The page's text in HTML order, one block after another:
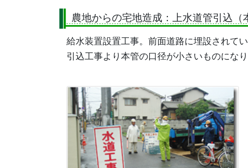
農地からの宅地造成：上水道管引込（
給水装置設置工事。前面道路に埋設されて
引込工事より本管の口径が小さいものになり